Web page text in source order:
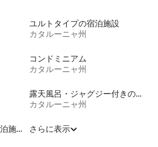
ユルトタイプの宿泊施設
カタルーニャ州
コンドミニアム
カタルーニャ州
露天風呂・ジャグジー付きの宿泊施設
カタルーニャ州
ボート・船舶タイプの宿泊施設
さらに表示